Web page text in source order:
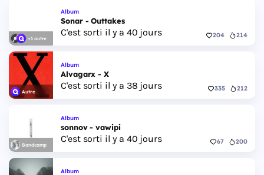
+1 autre
Album
Sonar - Outtakes
C'est sorti il y a 40 jours 204 214
Autre
Album
Alvagarx - X
C'est sorti il y a 38 jours 335 212
Bandcamp
Album
sonnov - vawipi
C'est sorti il y a 40 jours 67 200
Album